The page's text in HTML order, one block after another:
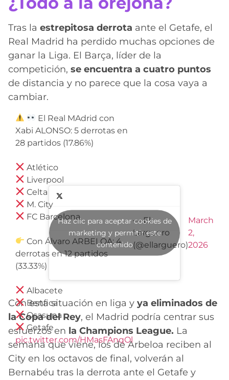
Tras la estrepitosa derrota ante el Getafe, el
Real Madrid ha perdido muchas opciones de
ganar la Liga. El Barça, líder de la
competición, se encuentra a cuatro puntos
de distancia y no parece que la cosa vaya a
cambiar.
El Real MAdrid con
Xabi ALONSO: 5 derrotas en
28 partidos (17.86%)
Atlético
Liverpool
Celta
M. City
FC Barcelona
Con Álvaro ARBELOA: 4
derrotas en 12 partidos
(33.33%)
Albacete
Benfica
Osasuna
Getafe
pic.twitter.com/HMasFAnqOl
— El
Larguero
(@ellarguero)
March
2,
2026
Haz clic para aceptar cookies de
marketing y permitir este
contenido
Con esta situación en liga y ya eliminados de
la Copa del Rey, el Madrid podría centrar sus
esfuerzos en la Champions League. La
semana que viene, los de Arbeloa reciben al
City en los octavos de final, volverán al
Bernabéu tras la derrota ante el Getafe y